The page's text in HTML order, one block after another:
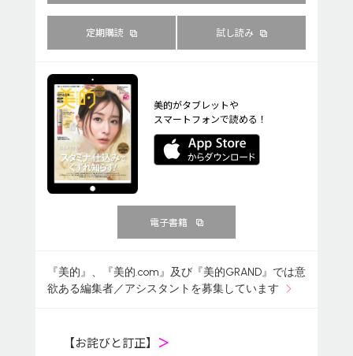
定期購読 試し読み
美的がタブレットや
スマートフォンで読める！
電子書籍
『美的』、『美的.com』及び『美的GRAND』では意
欲ある編集者／アシスタントを募集しています
【お詫びと訂正】 ＞